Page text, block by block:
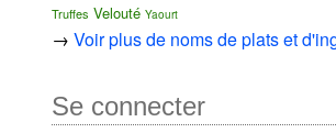
Truffes Velouté Yaourt
→Voir plus de noms de plats et
Se connecter